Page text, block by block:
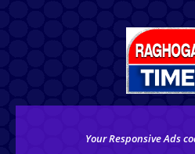
Your Responsive Ads